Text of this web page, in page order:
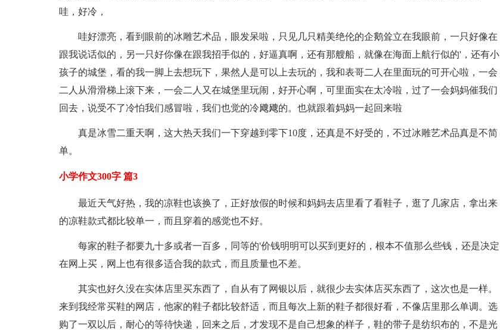
哇，好冷，
哇好漂亮，看到眼前的冰雕艺术品，眼发呆啦，只见几只精美绝伦的企鹅耸立在我眼前，一只好像在
跟我说话似的，另一只好你像在跟我招手似的，好逼真啊，还有那艘船，就像在海面上航行似的'，还有小
孩子的城堡，看的我一脚上去想玩下，果然人是可以上去玩的，我和表哥二人在里面玩的可开心啦，一会
二人从滑滑梯上滚下来，一会二人又在城堡里玩闹，好开心啊，可里面实在太冷啦，过了一会妈妈催我们
回去，说受不了冷怕我们感冒啦，我们也觉的冷飕飕的。也就跟着妈妈一起回来啦
真是冰雪二重天啊，这大热天我们一下穿越到零下10度，还真是不好受的，不过冰雕艺术品真是不简
单。
小学作文300字 篇3
最近天气好热，我的凉鞋也该换了，正好放假的时候和妈妈去店里看了看鞋子，逛了几家店，拿出来
的凉鞋款式都比较单一，而且穿着的感觉也不好。
每家的鞋子都要九十多或者一百多，同等的'价钱明明可以买到更好的，根本不值那么些钱，还是决定
在网上买，网上也有很多适合我的款式，而且质量也不差。
其实也好久没在实体店里买东西了，自从有了网银以后，就很少去实体店买东西了，这次也是一样。
来到我经常买鞋的网店，他家的鞋子都比较舒适，而且每次上新的鞋子都很好看，不像店里那么单调。选
购了一双以后，耐心的等待快递，回来之后，才发现不是自己想象的样子，鞋的带子是纺织布的，不是光